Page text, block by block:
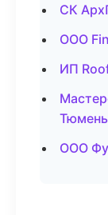
СК
ООО
ИП
Тюмень
ООО